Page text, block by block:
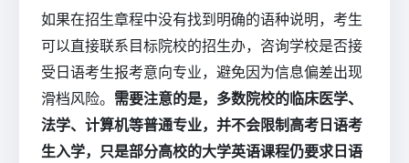
如果在招生章程中没有找到明确的语种说明，考生
可以直接联系目标院校的招生办，咨询学校是否接
受日语考生报考意向专业，避免因为信息偏差出现
滑档风险。 需要注意的是，多数院校的临床医学、
法学、计算机等普通专业，并不会限制高考日语考
生入学，只是部分高校的大学英语课程仍要求日语